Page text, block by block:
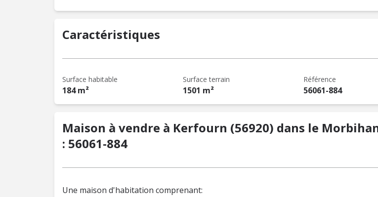
Caractéristiques
Surface habitable
184 m²
Surface terrain
1501 m²
Référence
56061-884
Maison à vendre à Kerfourn (56920) dans le
: 56061-884
Une maison d'habitation comprenant: